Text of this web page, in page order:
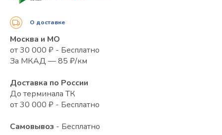
О доставке
Москва и МО
от 30 000 ₽ - Бесплатно
За МКАД — 85 ₽/км
Доставка по России
До терминала ТК
от 30 000 ₽ - Бесплатно
Самовывоз - Бесплатно